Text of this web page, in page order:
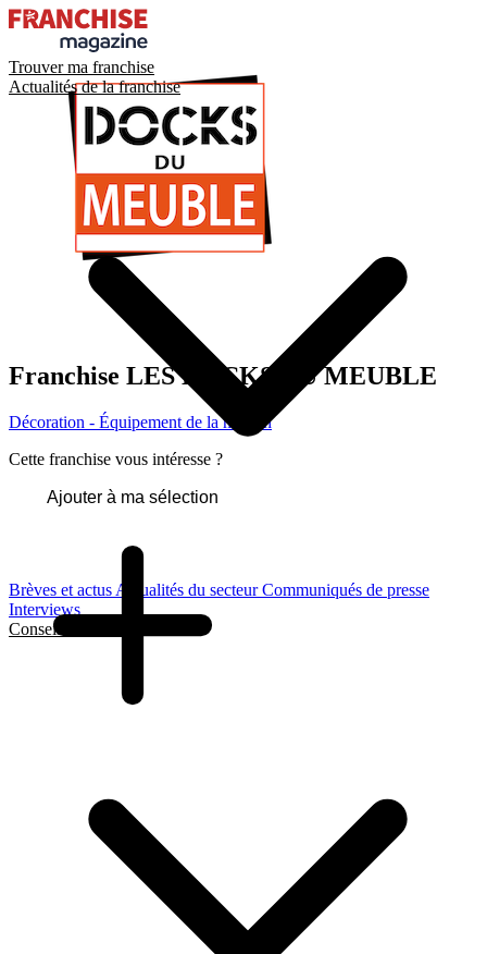
Trouver ma franchise
Actualités de la franchise
Brèves et actus Actualités du secteurCommuniqués de presse
Interviews
Conseils et Guides
Franchise LES DOCKS DU MEUBLE
Décoration - Équipement de la maison
Cette franchise vous intéresse ?
Ajouter à ma sélection